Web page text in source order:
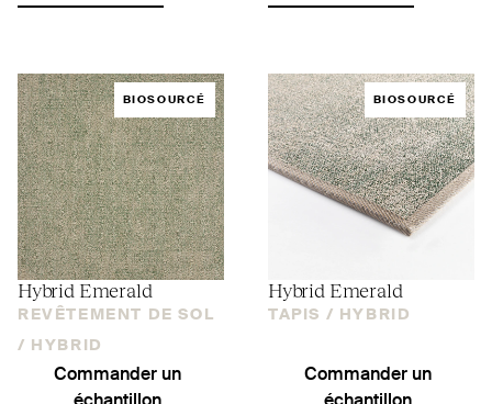
BIOSOURCÉ
Hybrid Emerald
REVÊTEMENT DE SOL
/
HYBRID
Commander un
BIOSOURCÉ
Hybrid Emerald
TAPIS / HYBRID
Commander un